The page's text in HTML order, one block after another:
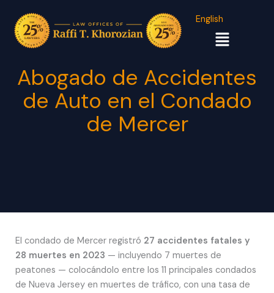
English
Menú
Abogado de Accidentes
de Auto en el Condado
de Mercer
El condado de Mercer registró 27 accidentes fatales y
28 muertes en 2023 — incluyendo 7 muertes de
peatones — colocándolo entre los 11 principales condados
de Nueva Jersey en muertes de tráfico, con una tasa de